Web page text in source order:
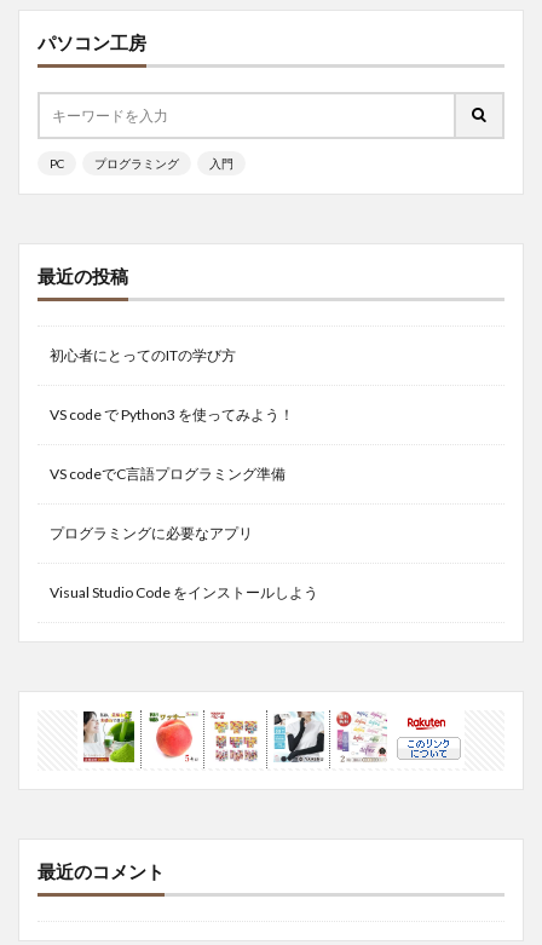
パソコン工房
PC プログラミング 入門
最近の投稿
初心者にとってのITの学び方
VS code で Python3 を使ってみよう！
VS codeでC言語プログラミング準備
プログラミングに必要なアプリ
Visual Studio Code をインストールしよう
最近のコメント